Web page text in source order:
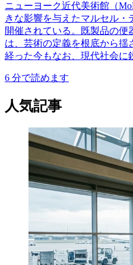
ニューヨーク近代美術館（
きな影響を与えたマルセル
開催されている。既製品の
は、芸術の定義を根底から揺
経った今もなお、現代社会に
6 分で読めます
人気記事